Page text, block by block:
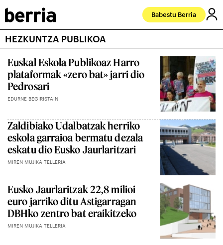
Babestu Berria
HEZKUNTZA PUBLIKOA
Euskal Eskola Publikoaz Harro
plataformak «zero bat» jarri dio
Pedrosari
EDURNE BEGIRISTAIN
Zaldibiako Udalbatzak herriko
eskola garraioa bermatu dezala
eskatu dio Eusko Jaurlaritzari
MIREN MUJIKA TELLERIA
Eusko Jaurlaritzak 22,8 milioi
euro jarriko ditu Astigarragan
DBHko zentro bat eraikitzeko
MIREN MUJIKA TELLERIA